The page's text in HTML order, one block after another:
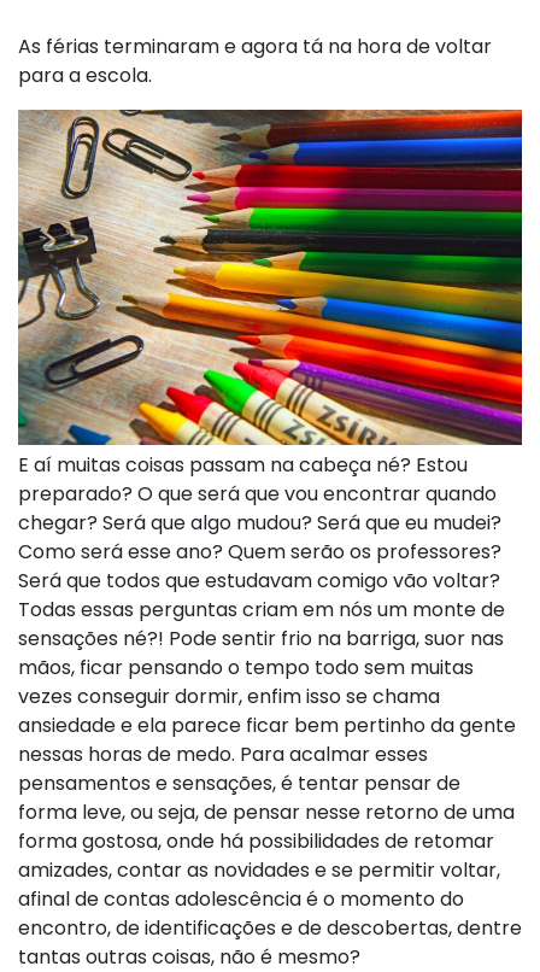
As férias terminaram e agora tá na hora de voltar
para a escola.
E aí muitas coisas passam na cabeça né? Estou
preparado? O que será que vou encontrar quando
chegar? Será que algo mudou? Será que eu mudei?
Como será esse ano? Quem serão os professores?
Será que todos que estudavam comigo vão voltar?
Todas essas perguntas criam em nós um monte de
sensações né?! Pode sentir frio na barriga, suor nas
mãos, ficar pensando o tempo todo sem muitas
vezes conseguir dormir, enfim isso se chama
ansiedade e ela parece ficar bem pertinho da gente
nessas horas de medo. Para acalmar esses
pensamentos e sensações, é tentar pensar de
forma leve, ou seja, de pensar nesse retorno de uma
forma gostosa, onde há possibilidades de retomar
amizades, contar as novidades e se permitir voltar,
afinal de contas adolescência é o momento do
encontro, de identificações e de descobertas, dentre
tantas outras coisas, não é mesmo?